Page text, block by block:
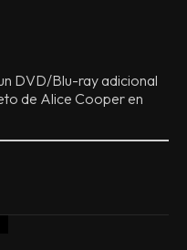
DVD/Blu-ray adicional
de Alice Cooper en